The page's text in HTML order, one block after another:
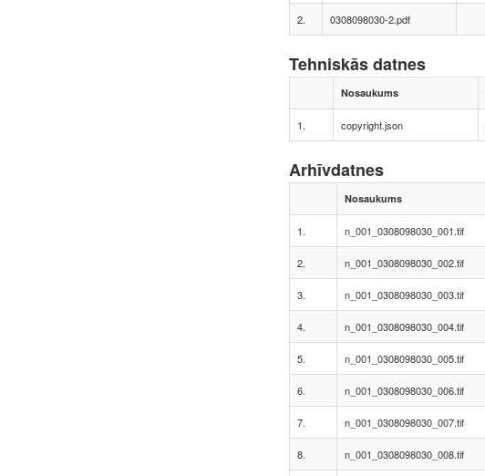
2. 0308098030-2.pdf
Tehniskās datnes
Nosaukums
1. copyright.json
Arhīvdatnes
Nosaukums
1. n_001_0308098030_001.tif
2. n_001_0308098030_002.tif
3. n_001_0308098030_003.tif
4. n_001_0308098030_004.tif
5. n_001_0308098030_005.tif
6. n_001_0308098030_006.tif
7. n_001_0308098030_007.tif
8. n_001_0308098030_008.tif